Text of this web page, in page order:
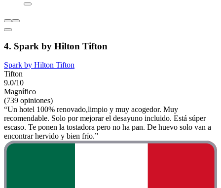
4. Spark by Hilton Tifton
Spark by Hilton Tifton
Tifton
9.0/10
Magnífico
(739 opiniones)
“Un hotel 100% renovado,limpio y muy acogedor. Muy
recomendable. Solo por mejorar el desayuno incluido. Está súper
escaso. Te ponen la tostadora pero no ha pan. De huevo solo van a
encontrar hervido y bien frío.”